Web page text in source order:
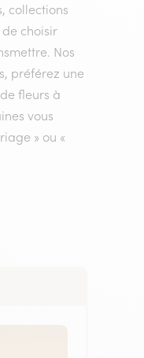
collections
choisir
Nos
préférez une
fleurs à
vous
» ou «